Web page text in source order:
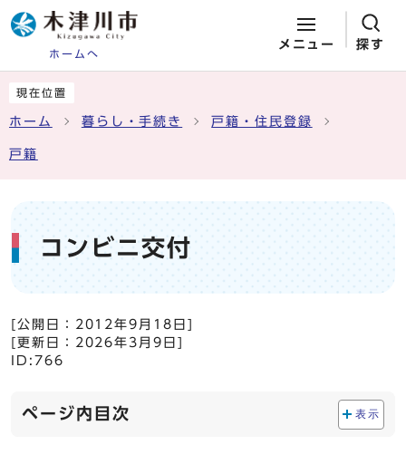
ホームへ
メニュー 探す
現在位置
ホーム 暮らし・手続き 戸籍・住民登録
戸籍
コンビニ交付
[公開日： 2012年9月18日
[更新日： 2026年3月9日
ID:766
ページ内目次 表示